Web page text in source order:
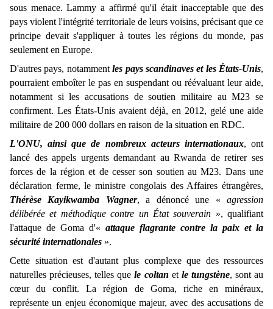
sous menace. Lammy a affirmé qu'il était inacceptable que des
pays violent l'intégrité territoriale de leurs voisins, précisant que ce
principe devait s'appliquer à toutes les régions du monde, pas
seulement en Europe.
D'autres pays, notammentles pays scandinaves et les États-Unis,
pourraient emboîter le pas en suspendant ou réévaluant leur aide,
notamment si les accusations de soutien militaire au M23 se
confirment. Les États-Unis avaient déjà, en 2012, gelé une aide
militaire de 200 000 dollars en raison de la situation en RDC.
L'ONU, ainsi que de nombreux acteurs internationaux, ont
lancé des appels urgents demandant au Rwanda de retirer ses
forces de la région et de cesser son soutien au M23. Dans une
déclaration ferme, le ministre congolais des Affaires étrangères,
Thérèse Kayikwamba Wagner, a dénoncé une «agression
délibérée et méthodique contre un État souverain », qualifiant
l'attaque de Goma d'« attaque flagrante contre la paix et la
sécurité internationales ».
Cette situation est d'autant plus complexe que des ressources
naturelles précieuses, telles quele coltan et le tungstène, sont au
cœur du conflit. La région de Goma, riche en minéraux,
représente un enjeu économique majeur, avec des accusations de